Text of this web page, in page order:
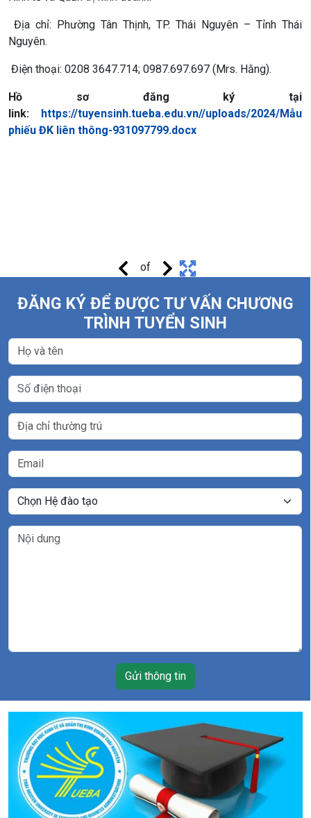
Địa chỉ: Phường Tân Thịnh, TP. Thái Nguyên – Tỉnh Thái
Nguyên.
Điện thoại: 0208 3647.714; 0987.697.697 (Mrs. Hằng).
Hồ sơ đăng ký tại
link:
https://tuyensinh.tueba.edu.vn//uploads/2024/Mẫu
phiếu ĐK liên thông-931097799.docx
of
ĐĂNG KÝ ĐỂ ĐƯỢC TƯ VẤN CHƯƠNG
TRÌNH TUYỂN SINH
Gửi thông tin